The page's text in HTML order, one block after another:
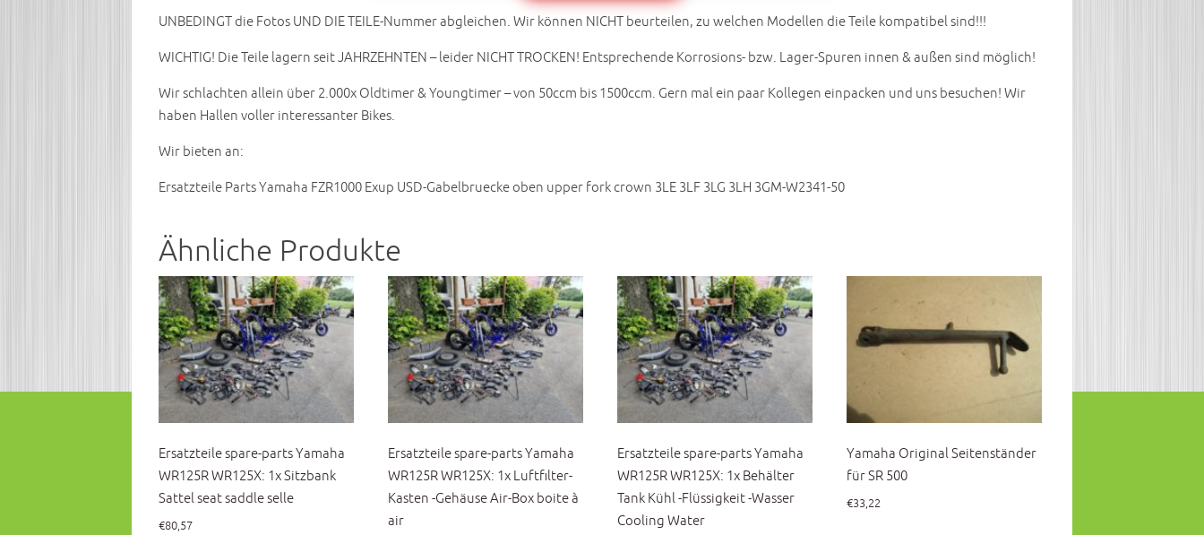
UNBEDINGT die Fotos UND DIE TEILE-Nummer abgleichen. Wir können NICHT beurteilen, zu welchen Modellen die Teile kompatibel sind!!!
WICHTIG! Die Teile lagern seit JAHRZEHNTEN – leider NICHT TROCKEN! Entsprechende Korrosions- bzw. Lager-Spuren innen & außen sind möglich!
Wir schlachten allein über 2.000x Oldtimer & Youngtimer – von 50ccm bis 1500ccm. Gern mal ein paar Kollegen einpacken und uns besuchen! Wir
haben Hallen voller interessanter Bikes.
Wir bieten an:
Ersatzteile Parts Yamaha FZR1000 Exup USD-Gabelbruecke oben upper fork crown 3LE 3LF 3LG 3LH 3GM-W2341-50
Ähnliche Produkte
Ersatzteile spare-parts Yamaha
WR125R WR125X: 1x Sitzbank
Sattel seat saddle selle
€80,57
Ersatzteile spare-parts Yamaha
WR125R WR125X: 1x Luftfilter-
Kasten -Gehäuse Air-Box boite à
air
Ersatzteile spare-parts Yamaha
WR125R WR125X: 1x Behälter
Tank Kühl -Flüssigkeit -Wasser
Cooling Water
Yamaha Original Seitenständer
für SR 500
€33,22